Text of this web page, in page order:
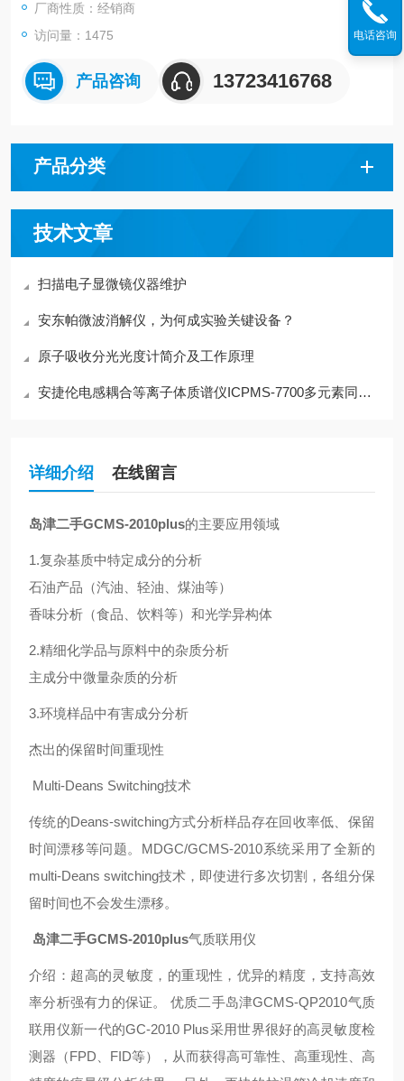
厂商性质：经销商
访问量：1475
产品咨询 13723416768
产品分类
技术文章
扫描电子显微镜仪器维护
安东帕微波消解仪，为何成实验关键设备？
原子吸收分光光度计简介及工作原理
安捷伦电感耦合等离子体质谱仪ICPMS-7700多元素同时分析功能
详细介绍 在线留言
岛津二手GCMS-2010plus的主要应用领域
1.复杂基质中特定成分的分析
石油产品（汽油、轻油、煤油等）
香味分析（食品、饮料等）和光学异构体
2.精细化学品与原料中的杂质分析
主成分中微量杂质的分析
3.环境样品中有害成分分析
杰出的保留时间重现性
Multi-Deans Switching技术
传统的Deans-switching方式分析样品存在回收率低、保留
时间漂移等问题。MDGC/GCMS-2010系统采用了全新的
multi-Deans switching技术，即使进行多次切割，各组分保
留时间也不会发生漂移。
岛津二手GCMS-2010plus气质联用仪
介绍：超高的灵敏度，的重现性，优异的精度，支持高效
率分析强有力的保证。 优质二手岛津GCMS-QP2010气质
联用仪新一代的GC-2010 Plus采用世界很好的高灵敏度检
测器（FPD、FID等），从而获得高可靠性、高重现性、高
电话咨询